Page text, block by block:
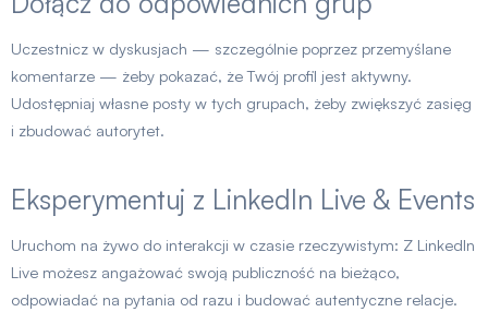
Uczestnicz w dyskusjach — szczególnie poprzez przemyślane
komentarze — żeby pokazać, że Twój profil jest aktywny.
Udostępniaj własne posty w tych grupach, żeby zwiększyć zasięg
i zbudować autorytet.
Eksperymentuj z LinkedIn Live & Events
Uruchom na żywo do interakcji w czasie rzeczywistym: Z LinkedIn
Live możesz angażować swoją publiczność na bieżąco,
odpowiadać na pytania od razu i budować autentyczne relacje.